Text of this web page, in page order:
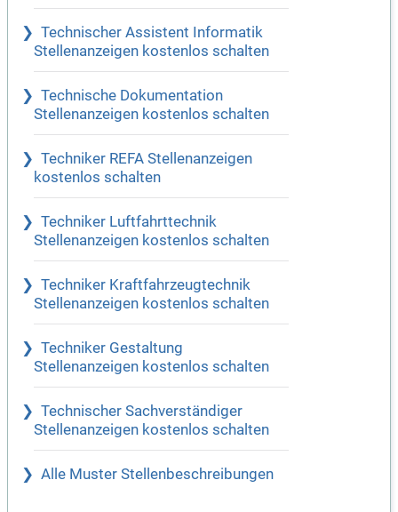
Technischer Assistent Informatik
Stellenanzeigen kostenlos schalten
Technische Dokumentation
Stellenanzeigen kostenlos schalten
Techniker REFA Stellenanzeigen
kostenlos schalten
Techniker Luftfahrttechnik
Stellenanzeigen kostenlos schalten
Techniker Kraftfahrzeugtechnik
Stellenanzeigen kostenlos schalten
Techniker Gestaltung
Stellenanzeigen kostenlos schalten
Technischer Sachverständiger
Stellenanzeigen kostenlos schalten
Alle Muster Stellenbeschreibungen